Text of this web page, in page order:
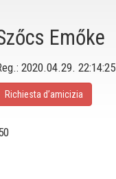
Emőke
2020.04.29. 22:14:25
Richiesta d’amicizia